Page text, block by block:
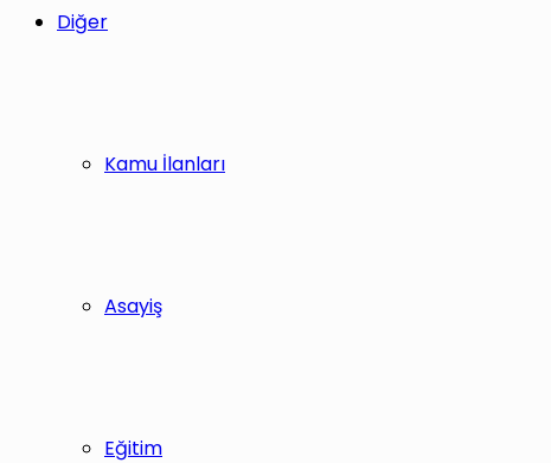
Diğer
Kamu İlanları
Asayiş
Eğitim